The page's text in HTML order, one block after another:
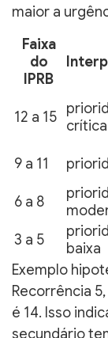
maior a
Faixa
do
IPRB
12 a 15 crítica
9 a 11
6 a 8
3 a 5
baixa
Exemplo
Recorrência
é 14. Isso
secundário